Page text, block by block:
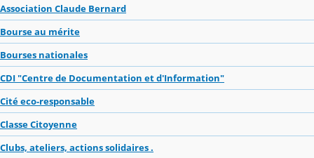
Association Claude Bernard
Bourse au mérite
Bourses nationales
CDI "Centre de Documentation et d'Information"
Cité eco-responsable
Classe Citoyenne
Clubs, ateliers, actions solidaires .